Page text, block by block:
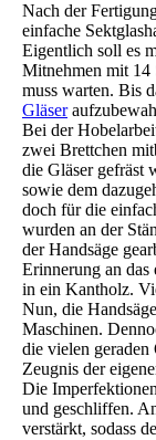
Nach der
einfache
Eigentlich soll es
Mitnehmen mit 14
muss warten. Bis
Gläser
Bei der
zwei Brettchen
die Gläser gefräst
sowie dem
doch für die
wurden an der
der Handsäge
Erinnerung an das
in ein Kantholz.
Nun, die
Maschinen.
die vielen geraden
Zeugnis der
Die
und geschliffen.
verstärkt, sodass